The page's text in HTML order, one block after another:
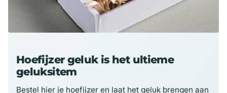
Hoefijzer geluk is het ultieme
geluksitem
Bestel hier je hoefijzer en laat het geluk brengen aan